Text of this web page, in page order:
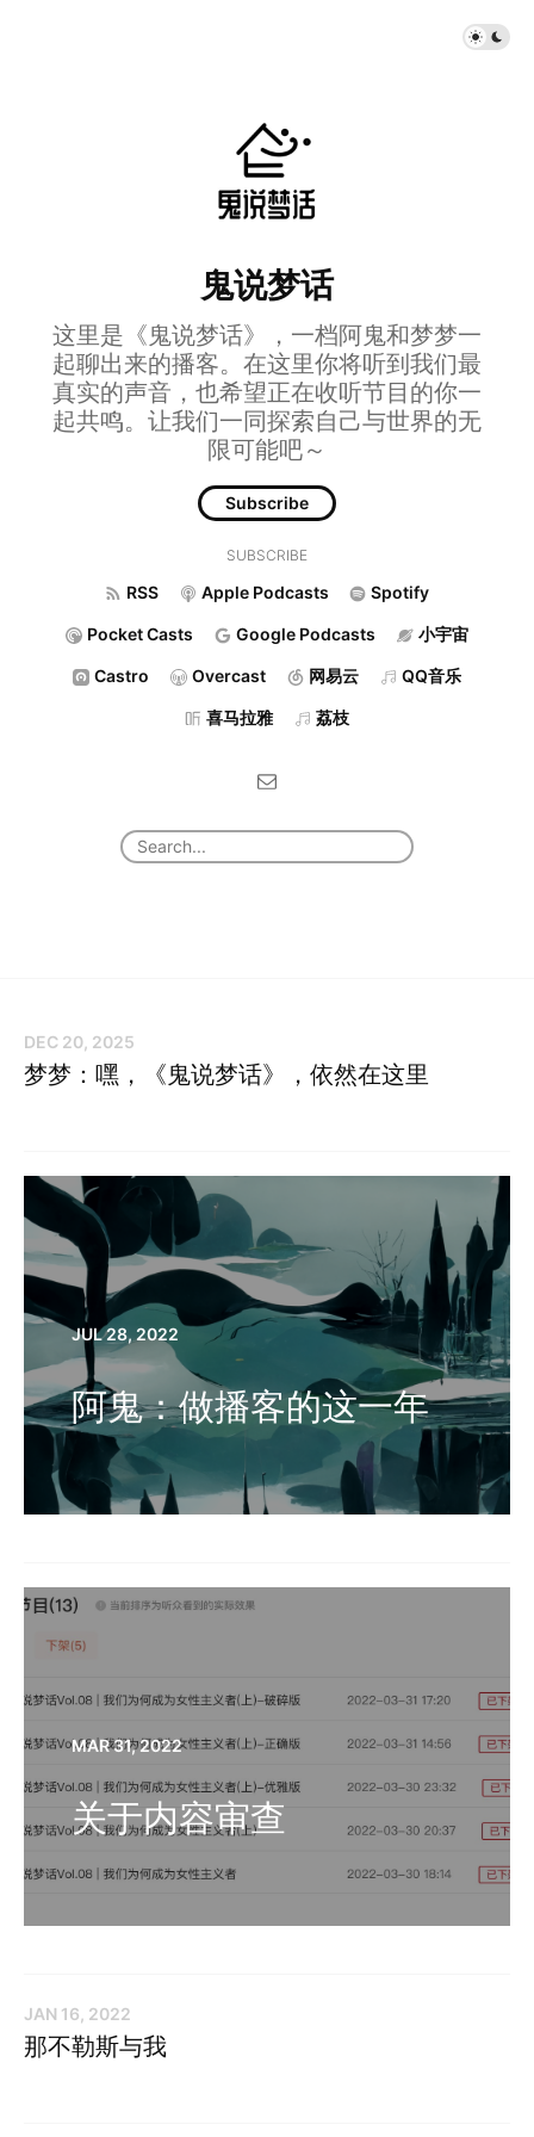
鬼说梦话
这里是《鬼说梦话》，一档阿鬼和梦梦一
起聊出来的播客。在这里你将听到我们最
真实的声音，也希望正在收听节目的你一
起共鸣。让我们一同探索自己与世界的无
限可能吧～
Subscribe
SUBSCRIBE
RSS Apple Podcasts Spotify
Pocket Casts Google Podcasts 小宇宙
Castro Overcast 网易云 QQ音乐
喜马拉雅 荔枝
DEC 20, 2025
梦梦：嘿，《鬼说梦话》，依然在这里
JUL 28, 2022
阿鬼：做播客的这一年
MAR 31, 2022
关于内容审查
JAN 16, 2022
那不勒斯与我